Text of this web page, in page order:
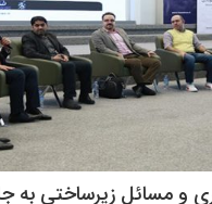
و مسائل زیرساختی به